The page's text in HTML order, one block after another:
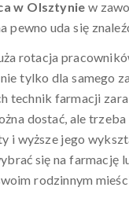
w Olsztynie w
uda się
rotacja
tylko dla samego
technik farmacji
dostać, ale
wyższe jego
się na farmację
rodzinnym